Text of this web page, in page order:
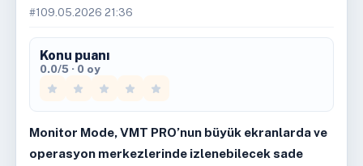
#1 09.05.2026 21:36
Konu puanı
0.0/5 · 0 oy
Monitor Mode, VMT PRO’nun büyük ekranlarda ve
operasyon merkezlerinde izlenebilecek sade